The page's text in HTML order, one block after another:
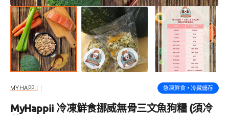
體
案
1
MYHAPPII 急凍鮮食 • 冷藏儲存
MyHappii 冷凍鮮食挪威無骨三文魚狗糧 (須冷